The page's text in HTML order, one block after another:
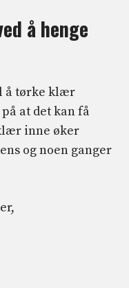
å henge
å tørke klær
at det kan få
inne øker
og noen ganger